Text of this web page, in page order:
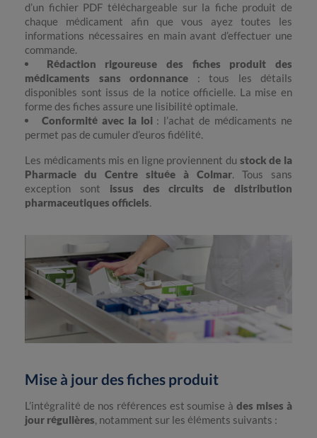
d’un fichier PDF téléchargeable sur la fiche produit de
chaque médicament afin que vous ayez toutes les
informations nécessaires en main avant d’effectuer une
commande.
Rédaction rigoureuse des fiches produit des
médicaments sans ordonnance : tous les détails
disponibles sont issus de la notice officielle. La mise en
forme des fiches assure une lisibilité optimale.
Conformité avec la loi: l’achat de médicaments ne
permet pas de cumuler d’euros fidélité.
Les médicaments mis en ligne proviennent du stock de la
Pharmacie du Centre située à Colmar. Tous sans
exception sont issus des circuits de distribution
pharmaceutiques officiels.
Mise à jour des fiches produit
L’intégralité de nos références est soumise àdes mises à
jour régulières, notamment sur les éléments suivants :